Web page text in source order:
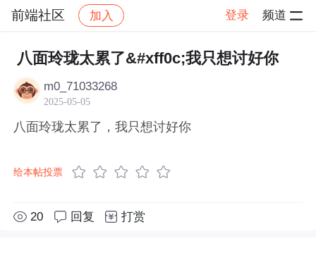
前端社区 加入 登录 频道
社区 前端社区 感慨 帖子详情
八面玲珑太累了&#xff0c;我只想讨好你
m0_71033268
2025-05-05
八面玲珑太累了，我只想讨好你
给本帖投票
20 回复 打赏